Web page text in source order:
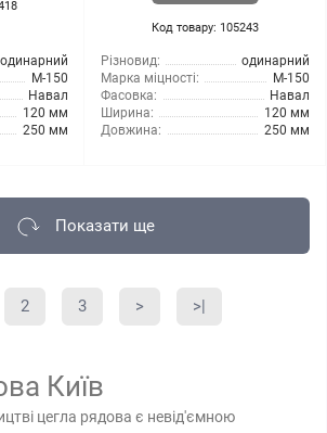
одинарний
М-150
Навал
120 мм
250 мм
Код товару: 105243
Різновид:
одинарний
Марка міцності:
М-150
Фасовка:
Навал
Ширина:
120 мм
Довжина:
250 мм
Показати ще
2 3 > >|
Київ
цегла рядова є невід'ємною